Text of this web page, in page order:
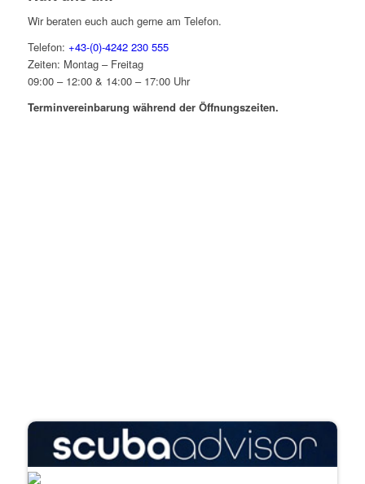
Wir beraten euch auch gerne am Telefon.
Telefon: +43-(0)-4242 230 555
Zeiten: Montag – Freitag
09:00 – 12:00 & 14:00 – 17:00 Uhr
Terminvereinbarung während der Öffnungszeiten.